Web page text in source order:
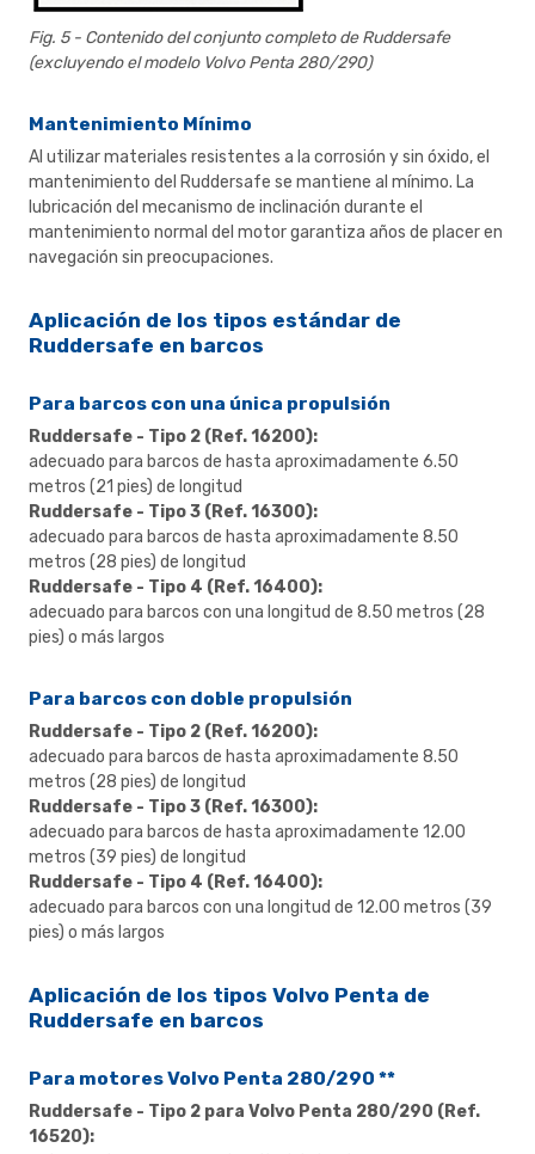
Fig. 5 - Contenido del conjunto completo de Ruddersafe
(excluyendo el modelo Volvo Penta 280/290)
Mantenimiento Mínimo
Al utilizar materiales resistentes a la corrosión y sin óxido, el
mantenimiento del Ruddersafe se mantiene al mínimo. La
lubricación del mecanismo de inclinación durante el
mantenimiento normal del motor garantiza años de placer en
navegación sin preocupaciones.
Aplicación de los tipos estándar de
Ruddersafe en barcos
Para barcos con una única propulsión
Ruddersafe - Tipo 2 (Ref. 16200):
adecuado para barcos de hasta aproximadamente 6.50
metros (21 pies) de longitud
Ruddersafe - Tipo 3 (Ref. 16300):
adecuado para barcos de hasta aproximadamente 8.50
metros (28 pies) de longitud
Ruddersafe - Tipo 4 (Ref. 16400):
adecuado para barcos con una longitud de 8.50 metros (28
pies) o más largos
Para barcos con doble propulsión
Ruddersafe - Tipo 2 (Ref. 16200):
adecuado para barcos de hasta aproximadamente 8.50
metros (28 pies) de longitud
Ruddersafe - Tipo 3 (Ref. 16300):
adecuado para barcos de hasta aproximadamente 12.00
metros (39 pies) de longitud
Ruddersafe - Tipo 4 (Ref. 16400):
adecuado para barcos con una longitud de 12.00 metros (39
pies) o más largos
Aplicación de los tipos Volvo Penta de
Ruddersafe en barcos
Para motores Volvo Penta 280/290 **
Ruddersafe - Tipo 2 para Volvo Penta 280/290 (Ref.
16520):